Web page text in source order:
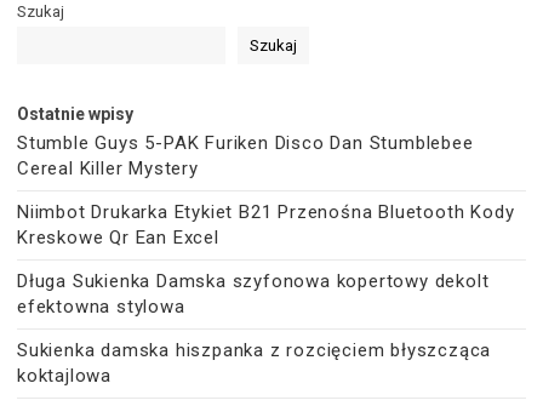
Szukaj
Szukaj
Ostatnie wpisy
Stumble Guys 5-PAK Furiken Disco Dan Stumblebee
Cereal Killer Mystery
Niimbot Drukarka Etykiet B21 Przenośna Bluetooth Kody
Kreskowe Qr Ean Excel
Długa Sukienka Damska szyfonowa kopertowy dekolt
efektowna stylowa
Sukienka damska hiszpanka z rozcięciem błyszcząca
koktajlowa